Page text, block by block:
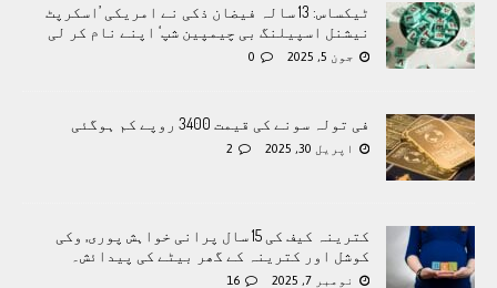
ٹیکساس: 13 سالہ فیضان ذکی نے امریکی ’اسکرپٹ
نیشنل اسپیلنگ بی چیمپین شپ‘ اپنے نام کر لی
جون 5, 2025 0
فی تولہ سونے کی قیمت 3400 روپے کم ہوگئی
اپریل 30, 2025 2
کترینہ کیف کی 15 سال پرانی خواہش پوری, وکی
کوشل اور کترینہ کے گھر بيٹے کی پيدائش۔
نومبر 7, 2025 16